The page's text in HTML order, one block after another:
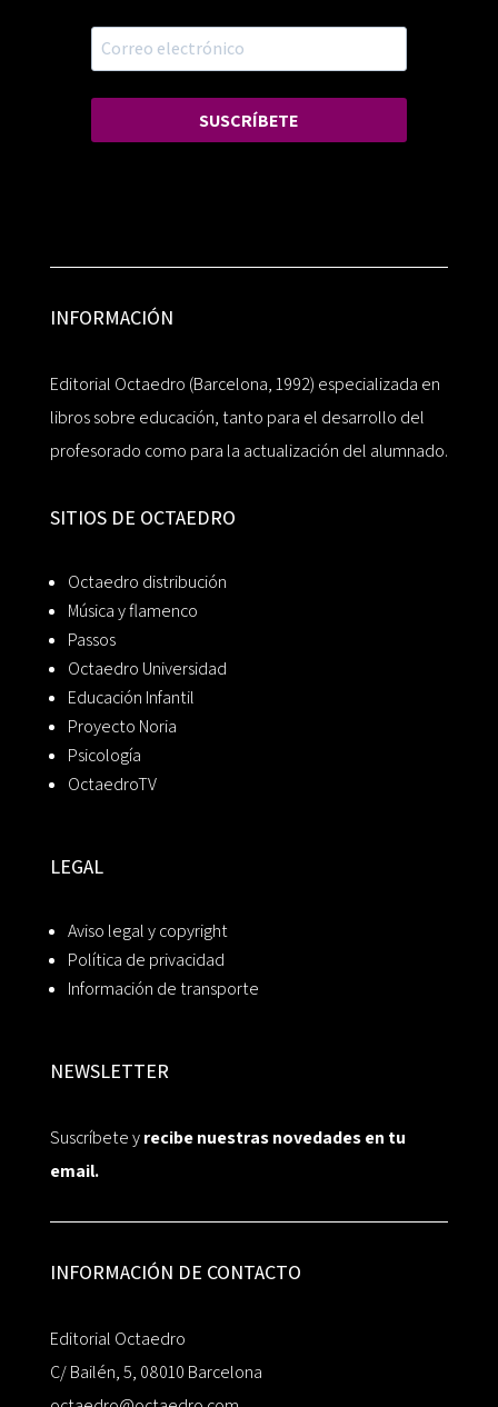
SUSCRÍBETE
INFORMACIÓN
Editorial Octaedro (Barcelona, 1992) especializada en
libros sobre educación, tanto para el desarrollo del
profesorado como para la actualización del alumnado.
SITIOS DE OCTAEDRO
Octaedro distribución
Música y flamenco
Passos
Octaedro Universidad
Educación Infantil
Proyecto Noria
Psicología
OctaedroTV
LEGAL
Aviso legal y copyright
Política de privacidad
Información de transporte
NEWSLETTER
Suscríbete yrecibe nuestras novedades en tu
email.
INFORMACIÓN DE CONTACTO
Editorial Octaedro
C/ Bailén, 5, 08010 Barcelona